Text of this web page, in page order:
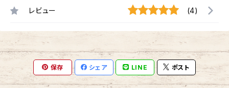
レビュー (4)
保存 シェア LINE ポスト